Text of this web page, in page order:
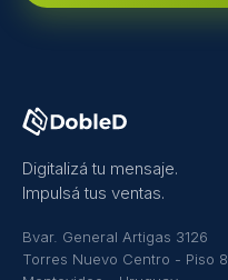
Digitalizá tu mensaje.
Impulsá tus ventas.
Bvar. General Artigas 3126
Torres Nuevo Centro - Piso 8